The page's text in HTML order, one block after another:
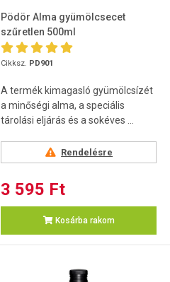
Pödör Alma gyümölcsecet
szűretlen 500ml
Cikksz. PD901
A termék kimagasló gyümölcsízét
a minőségi alma, a speciális
tárolási eljárás és a sokéves ...
Rendelésre
3 595 Ft
Kosárba rakom